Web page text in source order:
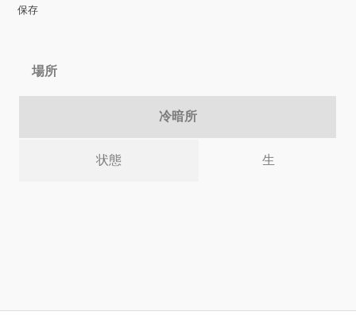
保存
場所
冷暗所
状態 生